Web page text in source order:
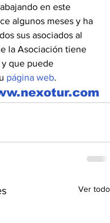
algunos meses y ha
sus asociados al
la Asociación tiene
y que puede
página web.
Ver todo